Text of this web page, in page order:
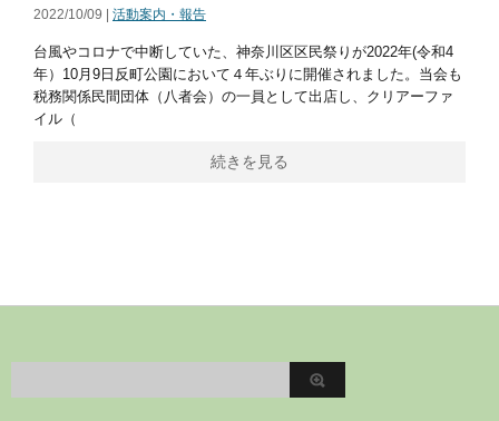
2022/10/09 | 活動案内・報告
台風やコロナで中断していた、神奈川区区民祭りが2022年(令和4
年）10月9日反町公園において４年ぶりに開催されました。当会も
税務関係民間団体（八者会）の一員として出店し、クリアーファ
イル（
続きを見る